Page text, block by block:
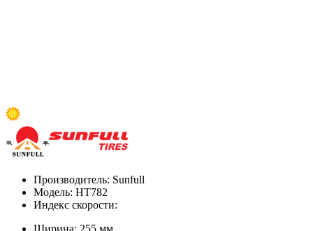
Производитель: Sunfull
Модель: HT782
Индекс скорости:
Ширина: 255 мм